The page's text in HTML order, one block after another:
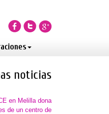
noticias
en Melilla dona
de un centro de